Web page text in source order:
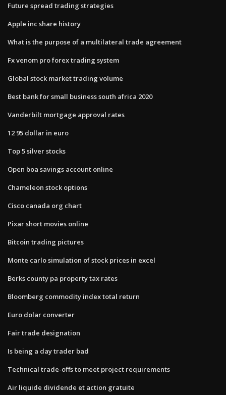
Future spread trading strategies
Apple inc share history
What is the purpose of a multilateral trade agreement
Fx venom pro forex trading system
Global stock market trading volume
Best bank for small business south africa 2020
Vanderbilt mortgage approval rates
12 95 dollar in euro
Top 5 silver stocks
Open boa savings account online
Chameleon stock options
Cisco canada org chart
Pixar short movies online
Bitcoin trading pictures
Monte carlo simulation of stock prices in excel
Berks county pa property tax rates
Bloomberg commodity index total return
Euro dolar converter
Fair trade designation
Is being a day trader bad
Technical trade-offs to meet project requirements
Air liquide dividende et action gratuite